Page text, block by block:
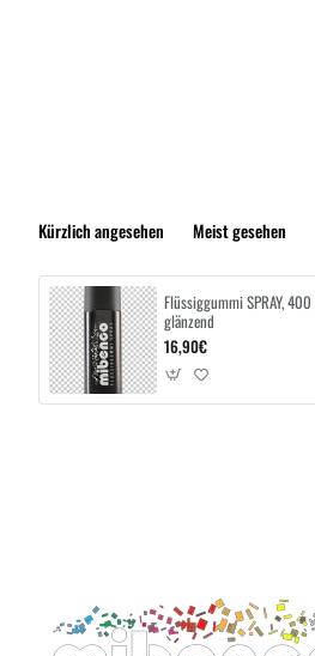
Kürzlich angesehen Meist gesehen
Flüssiggummi SPRAY,
glänzend
16,90€